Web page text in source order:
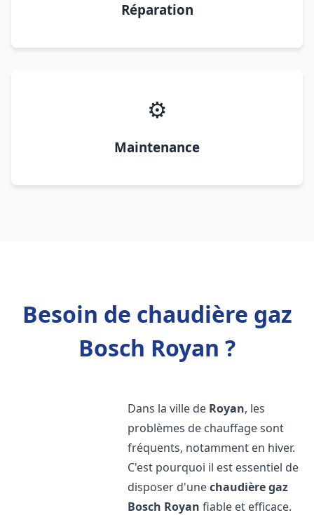
Réparation
⚙️
Maintenance
Besoin de chaudière gaz
Bosch Royan ?
Dans la ville de Royan, les
problèmes de chauffage sont
fréquents, notamment en hiver.
C'est pourquoi il est essentiel de
disposer d'unechaudière gaz
Bosch Royan fiable et efficace.